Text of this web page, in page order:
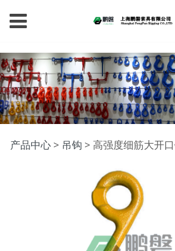
高强度细筋大开
产品中心> 吊钩 > 高强度细筋大开